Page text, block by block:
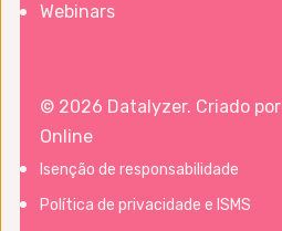
Webinars
© 2026 Datalyzer. Criado por
Online
Isenção de responsabilidade
Política de privacidade e ISMS